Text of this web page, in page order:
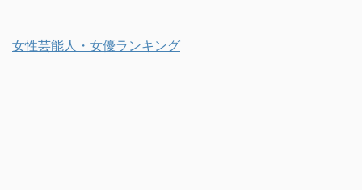
女性芸能人・女優ランキング